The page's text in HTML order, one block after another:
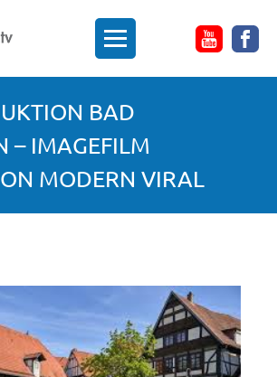
BAD
– IMAGEFILM
MODERN VIRAL